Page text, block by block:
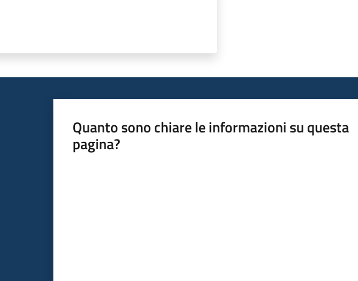
Quanto sono chiare le informazioni su questa
pagina?